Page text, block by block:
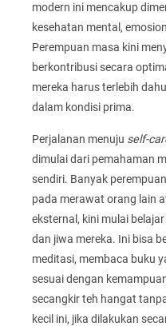
modern ini mencakup
kesehatan mental,
Perempuan masa kini
berkontribusi secara
mereka harus terlebih
dalam kondisi prima.
Perjalanan menuju self-
dimulai dari pemahaman
sendiri. Banyak
pada merawat orang lain
eksternal, kini mulai
dan jiwa mereka. Ini bisa
meditasi, membaca buku
sesuai dengan
secangkir teh hangat
kecil ini, jika dilakukan